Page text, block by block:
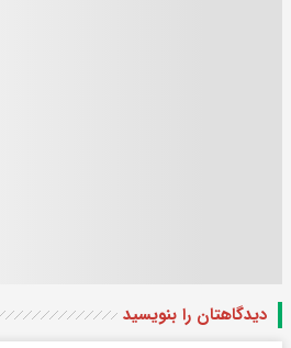
دیدگاهتان را بنویسید